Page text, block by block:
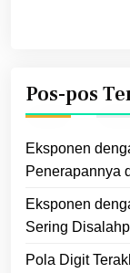
Pos-pos
Eksponen
Penerapannya
Eksponen
Sering
Pola Digit